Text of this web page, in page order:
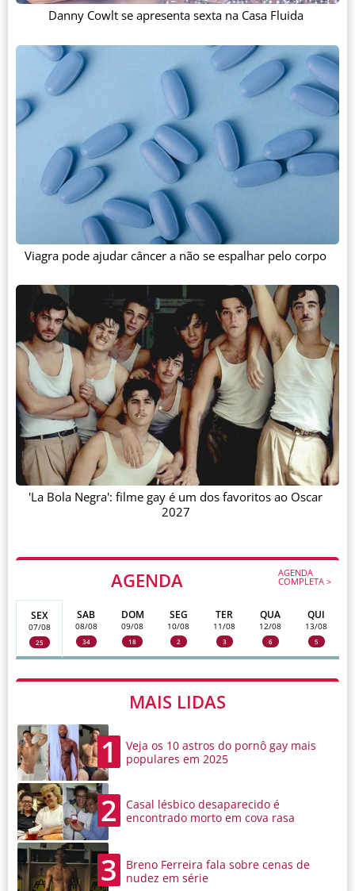
AGENDA AGENDA
COMPLETA >
SEX
07/08
25
SAB
08/08
34
DOM
09/08
18
SEG
10/08
2
TER
11/08
3
QUA
12/08
6
QUI
13/08
5
MAIS LIDAS
1
Veja os 10 astros do pornô gay mais
populares em 2025
2
Casal lésbico desaparecido é
encontrado morto em cova rasa
3
Breno Ferreira fala sobre cenas de
nudez em série
Danny Cowlt se apresenta sexta na Casa Fluida
Viagra pode ajudar câncer a não se espalhar pelo corpo
'La Bola Negra': filme gay é um dos favoritos ao Oscar
2027